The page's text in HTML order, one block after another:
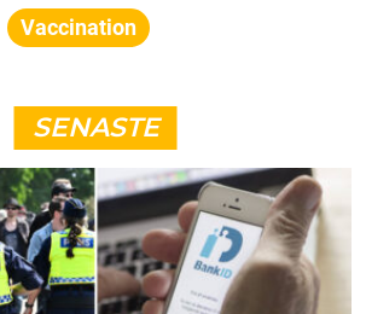
Vaccination
SENASTE